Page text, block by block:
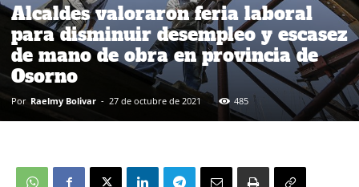
Alcaldes valoraron feria laboral
para disminuir desempleo y escasez
de mano de obra en provincia de
Osorno
Por Raelmy Bolivar - 27 de octubre de 2021 485